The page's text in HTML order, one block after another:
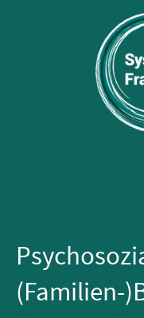
(Familien-